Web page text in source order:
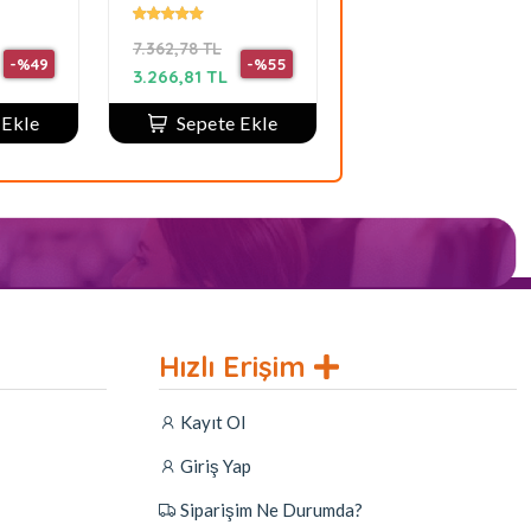
-%49
Kadın Parfüm
7.362,78 TL
-%55
3.266,81 TL
Sepete Ekle
Hızlı Erişim
Kayıt Ol
Giriş Yap
Siparişim Ne Durumda?